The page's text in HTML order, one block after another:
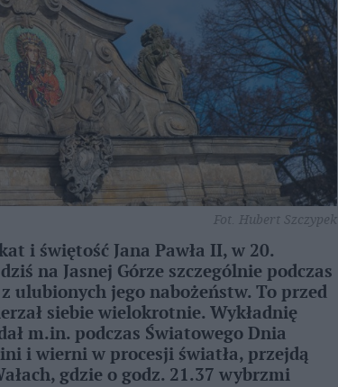
Fot. Hubert Szczypek
i świętość Jana Pawła II, w 20.
na Jasnej Górze szczególnie podczas
ulubionych jego nabożeństw. To przed
siebie wielokrotnie. Wykładnię
m.in. podczas Światowego Dnia
i wierni w procesji światła, przejdą
gdzie o godz. 21.37 wybrzmi